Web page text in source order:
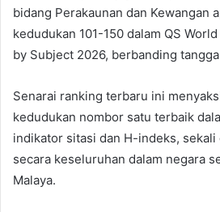
bidang Perakaunan dan Kewangan
kedudukan 101-150 dalam QS
by Subject 2026, berbanding
Senarai ranking terbaru ini
kedudukan nombor satu terbaik
indikator sitasi dan H-indeks,
secara keseluruhan dalam negara
Malaya.